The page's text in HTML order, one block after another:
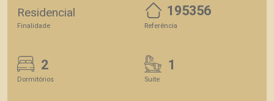
Residencial
Finalidade
195356
Referência
2
Dormitórios
1
Suite